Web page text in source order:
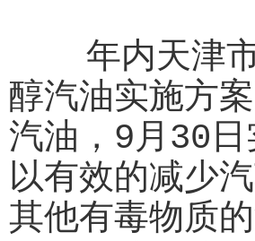
年内天津市
醇汽油实施方
汽油，9月30
以有效的减少
其他有毒物质